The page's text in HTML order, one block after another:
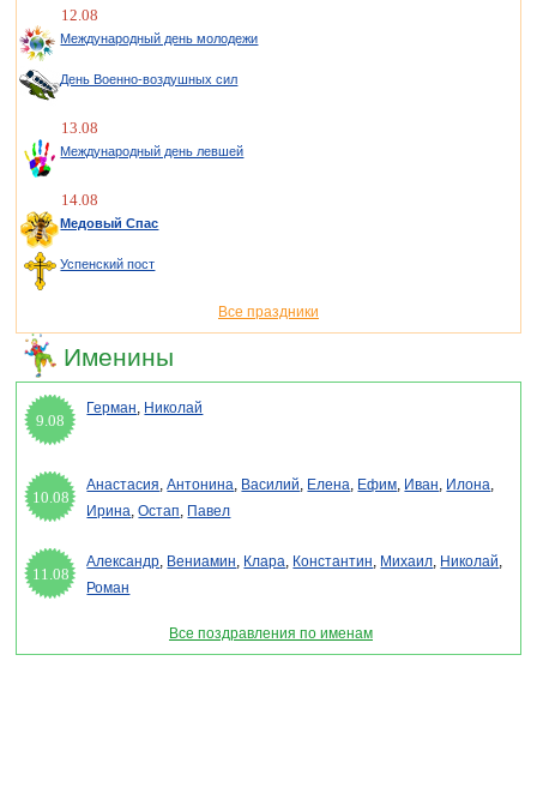
12.08
Международный день молодежи
День Военно-воздушных сил
13.08
Международный день левшей
14.08
Медовый Спас
Успенский пост
Все праздники
Именины
9.08
Герман, Николай
10.08
Анастасия,Антонина, Василий, Елена, Ефим, Иван, Илона,
Ирина,Остап, Павел
11.08
Александр, Вениамин, Клара, Константин, Михаил, Николай,
Роман
Все поздравления по именам